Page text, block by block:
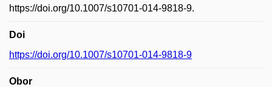
https://doi.org/10.1007/s10701-014-9818-9.
Doi
https://doi.org/10.1007/s10701-014-9818-9
Obor